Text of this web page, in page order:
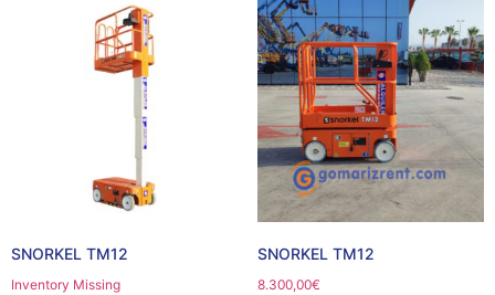
SNORKEL TM12
Inventory Missing
SNORKEL TM12
8.300,00€